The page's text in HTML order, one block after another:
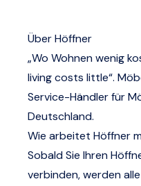
Über Höffner
„Wo Wohnen wenig
living costs little“.
Service-Händler für
Deutschland.
Wie arbeitet Höffner
Sobald Sie Ihren
verbinden, werden